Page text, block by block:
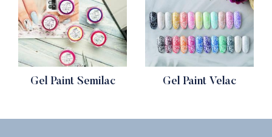
Gel Paint Semilac Gel Paint Velac